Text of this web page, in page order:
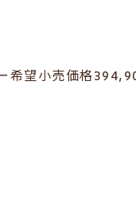
希望小売価格